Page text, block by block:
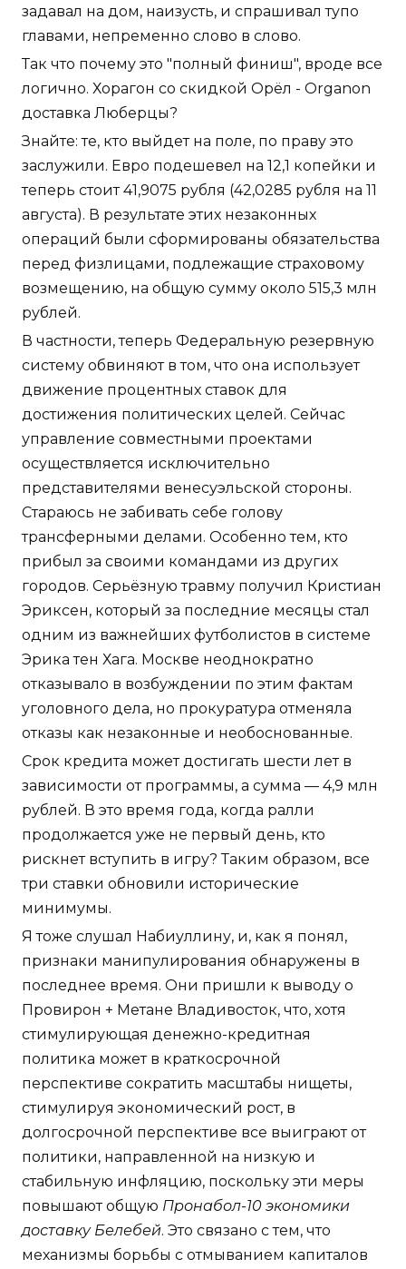
задавал на дом, наизусть, и спрашивал тупо
главами, непременно слово в слово.
Так что почему это "полный финиш", вроде все
логично. Хорагон со скидкой Орёл - Organon
доставка Люберцы?
Знайте: те, кто выйдет на поле, по праву это
заслужили. Евро подешевел на 12,1 копейки и
теперь стоит 41,9075 рубля (42,0285 рубля на 11
августа). В результате этих незаконных
операций были сформированы обязательства
перед физлицами, подлежащие страховому
возмещению, на общую сумму около 515,3 млн
рублей.
В частности, теперь Федеральную резервную
систему обвиняют в том, что она использует
движение процентных ставок для
достижения политических целей. Сейчас
управление совместными проектами
осуществляется исключительно
представителями венесуэльской стороны.
Стараюсь не забивать себе голову
трансферными делами. Особенно тем, кто
прибыл за своими командами из других
городов. Серьёзную травму получил Кристиан
Эриксен, который за последние месяцы стал
одним из важнейших футболистов в системе
Эрика тен Хага. Москве неоднократно
отказывало в возбуждении по этим фактам
уголовного дела, но прокуратура отменяла
отказы как незаконные и необоснованные.
Срок кредита может достигать шести лет в
зависимости от программы, а сумма — 4,9 млн
рублей. В это время года, когда ралли
продолжается уже не первый день, кто
рискнет вступить в игру? Таким образом, все
три ставки обновили исторические
минимумы.
Я тоже слушал Набиуллину, и, как я понял,
признаки манипулирования обнаружены в
последнее время. Они пришли к выводу о
Провирон + Метане Владивосток, что, хотя
стимулирующая денежно-кредитная
политика может в краткосрочной
перспективе сократить масштабы нищеты,
стимулируя экономический рост, в
долгосрочной перспективе все выиграют от
политики, направленной на низкую и
стабильную инфляцию, поскольку эти меры
повышают общую Пронабол-10 экономики
доставку Белебей. Это связано с тем, что
механизмы борьбы с отмыванием капиталов